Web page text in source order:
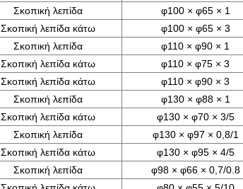
Σκοπική λεπίδα
φ100 × φ65 × 1
Σκοπική λεπίδα κάτω
φ100 × φ65 × 3
Σκοπική λεπίδα
φ110 × φ90 × 1
Σκοπική λεπίδα κάτω
φ110 × φ75 × 3
Σκοπική λεπίδα κάτω
φ110 × φ90 × 3
Σκοπική λεπίδα
φ130 × φ88 × 1
Σκοπική λεπίδα κάτω
φ130 × φ70 × 3/5
Σκοπική λεπίδα
φ130 × φ97 × 0,8/1
Σκοπική λεπίδα κάτω
φ130 × φ95 × 4/5
Σκοπική λεπίδα
φ98 × φ66 × 0,7/0.8